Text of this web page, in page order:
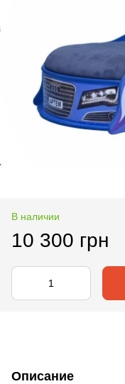
В наличии
10 300 грн
Описание